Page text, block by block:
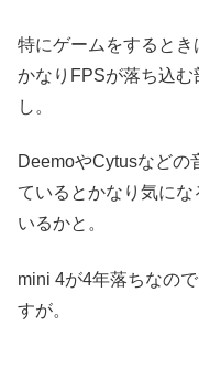
特にゲームをすると
かなりFPSが落ち込
し。
DeemoやCytusなどの
ているとかなり気に
いるかと。
mini 4が4年落ちなの
すが。